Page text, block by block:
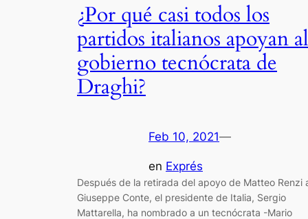
¿Por qué casi todos los
partidos italianos apoyan al
gobierno tecnócrata de
Draghi?
Feb 10, 2021—
en Exprés
Después de la retirada del apoyo de Matteo Renzi
Giuseppe Conte, el presidente de Italia, Sergio
Mattarella, ha nombrado a un tecnócrata -Mario